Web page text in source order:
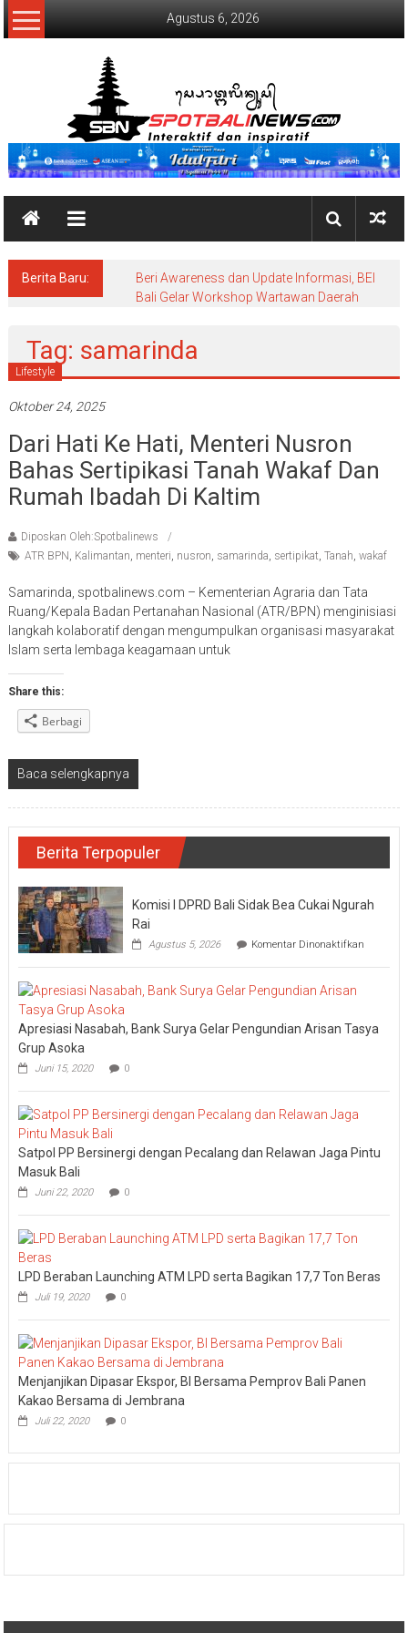
Lompat
ke
Agustus 6, 2026
SpotBaliNews
Berita Baru:
Beri Awareness dan Update Informasi, BEI
Bali Gelar Workshop Wartawan Daerah
Tag: samarinda
Lifestyle
Oktober 24, 2025
Dari Hati Ke Hati, Menteri Nusron
Bahas Sertipikasi Tanah Wakaf Dan
Rumah Ibadah Di Kaltim
Diposkan Oleh:Spotbalinews
ATR BPN, Kalimantan, menteri, nusron, samarinda, sertipikat, Tanah, wakaf
Samarinda, spotbalinews.com – Kementerian Agraria dan Tata
Ruang/Kepala Badan Pertanahan Nasional (ATR/BPN) menginisiasi
langkah kolaboratif dengan mengumpulkan organisasi masyarakat
Islam serta lembaga keagamaan untuk
Share this:
Berbagi
Baca selengkapnya
Berita Terpopuler
Komisi I DPRD Bali Sidak Bea Cukai Ngurah
Rai
Agustus 5, 2026 Komentar Dinonaktifkanpada
I
Bea
Apresiasi Nasabah, Bank Surya Gelar Pengundian Arisan Tasya
Grup Asoka
Juni 15, 2020 0
Satpol PP Bersinergi dengan Pecalang dan Relawan Jaga Pintu
Masuk Bali
Juni 22, 2020 0
LPD Beraban Launching ATM LPD serta Bagikan 17,7 Ton Beras
Juli 19, 2020 0
Menjanjikan Dipasar Ekspor, BI Bersama Pemprov Bali Panen
Kakao Bersama di Jembrana
Juli 22, 2020 0